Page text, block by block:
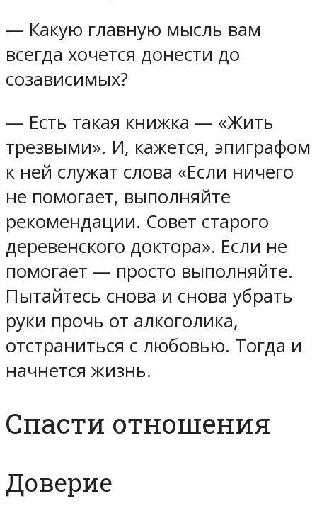
— Какую главную мысль вам
всегда хочется донести до
созависимых?
— Есть такая книжка — «Жить
трезвыми». И, кажется, эпиграфом
к ней служат слова «Если ничего
не помогает, выполняйте
рекомендации. Совет старого
деревенского доктора». Если не
помогает — просто выполняйте.
Пытайтесь снова и снова убрать
руки прочь от алкоголика,
отстраниться с любовью. Тогда и
начнется жизнь.
Спасти отношения
Доверие